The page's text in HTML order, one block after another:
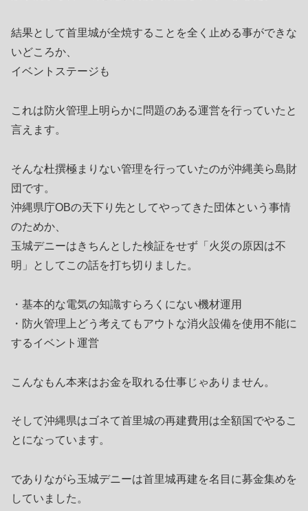
結果として首里城が全焼することを全く止める事ができな
いどころか、
イベントステージも
これは防火管理上明らかに問題のある運営を行っていたと
言えます。
そんな杜撰極まりない管理を行っていたのが沖縄美ら島財
団です。
沖縄県庁OBの天下り先としてやってきた団体という事情
のためか、
玉城デニーはきちんとした検証をせず「火災の原因は不
明」としてこの話を打ち切りました。
・基本的な電気の知識すらろくにない機材運用
・防火管理上どう考えてもアウトな消火設備を使用不能に
するイベント運営
こんなもん本来はお金を取れる仕事じゃありません。
そして沖縄県はゴネて首里城の再建費用は全額国でやるこ
とになっています。
でありながら玉城デニーは首里城再建を名目に募金集めを
していました。